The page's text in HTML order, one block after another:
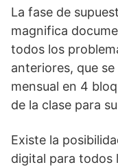
La fase de
magnifica
todos los
anteriores, que
mensual en 4
de la clase para
Existe la
digital para todos